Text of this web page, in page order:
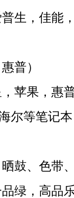
生，佳能
普）
苹果，惠
尔等笔记
鼓、色带
绿，高品